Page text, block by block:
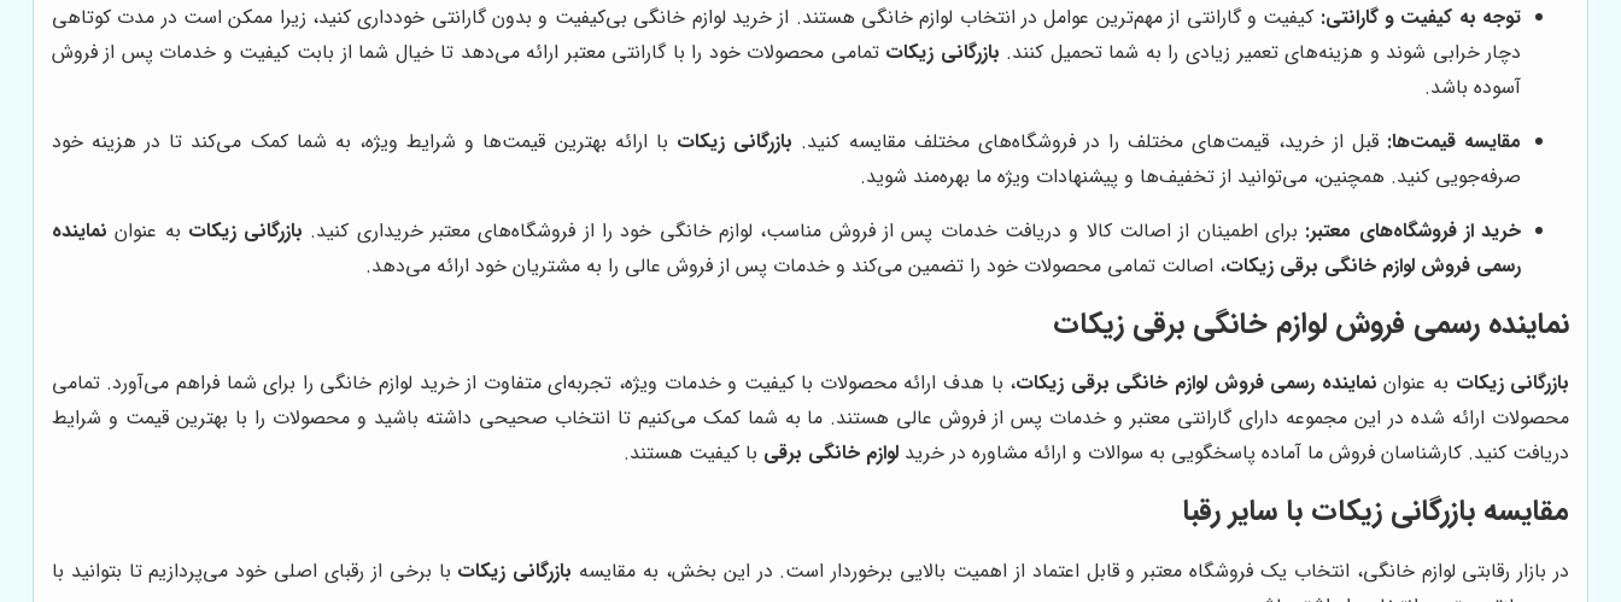
توجه به کیفیت و گارانتی: کیفیت و گارانتی از مهم‌ترین عوامل در انتخاب لوازم خانگی هستند. از خرید لوازم خانگی بی‌کیفیت و بدون گارانتی خودداری کنید، زیرا ممکن است در مدت کوتاهی
دچار خرابی شوند و هزینه‌های تعمیر زیادی را به شما تحمیل کنند. بازرگانی زیکات تمامی محصولات خود را با گارانتی معتبر ارائه می‌دهد تا خیال شما از بابت کیفیت و خدمات پس از فروش
آسوده باشد.
مقایسه قیمت‌ها: قبل از خرید، قیمت‌های مختلف را در فروشگاه‌های مختلف مقایسه کنید. بازرگانی زیکات با ارائه بهترین قیمت‌ها و شرایط ویژه، به شما کمک می‌کند تا در هزینه خود
صرفه‌جویی کنید. همچنین، می‌توانید از تخفیف‌ها و پیشنهادات ویژه ما بهره‌مند شوید.
خرید از فروشگاه‌های معتبر: برای اطمینان از اصالت کالا و دریافت خدمات پس از فروش مناسب، لوازم خانگی خود را از فروشگاه‌های معتبر خریداری کنید. بازرگانی زیکات به عنوان نماینده
رسمی فروش لوازم خانگی برقی زیکات، اصالت تمامی محصولات خود را تضمین می‌کند و خدمات پس از فروش عالی را به مشتریان خود ارائه می‌دهد.
نماینده رسمی فروش لوازم خانگی برقی زیکات
بازرگانی زیکات به عنوان نماینده رسمی فروش لوازم خانگی برقی زیکات، با هدف ارائه محصولات با کیفیت و خدمات ویژه، تجربه‌ای متفاوت از خرید لوازم خانگی را برای شما فراهم می‌آورد. تمامی
محصولات ارائه شده در این مجموعه دارای گارانتی معتبر و خدمات پس از فروش عالی هستند. ما به شما کمک می‌کنیم تا انتخاب صحیحی داشته باشید و محصولات را با بهترین قیمت و شرایط
دریافت کنید. کارشناسان فروش ما آماده پاسخگویی به سوالات و ارائه مشاوره در خرید لوازم خانگی برقی با کیفیت هستند.
مقایسه بازرگانی زیکات با سایر رقبا
در بازار رقابتی لوازم خانگی، انتخاب یک فروشگاه معتبر و قابل اعتماد از اهمیت بالایی برخوردار است. در این بخش، به مقایسه بازرگانی زیکات با برخی از رقبای اصلی خود می‌پردازیم تا بتوانید با